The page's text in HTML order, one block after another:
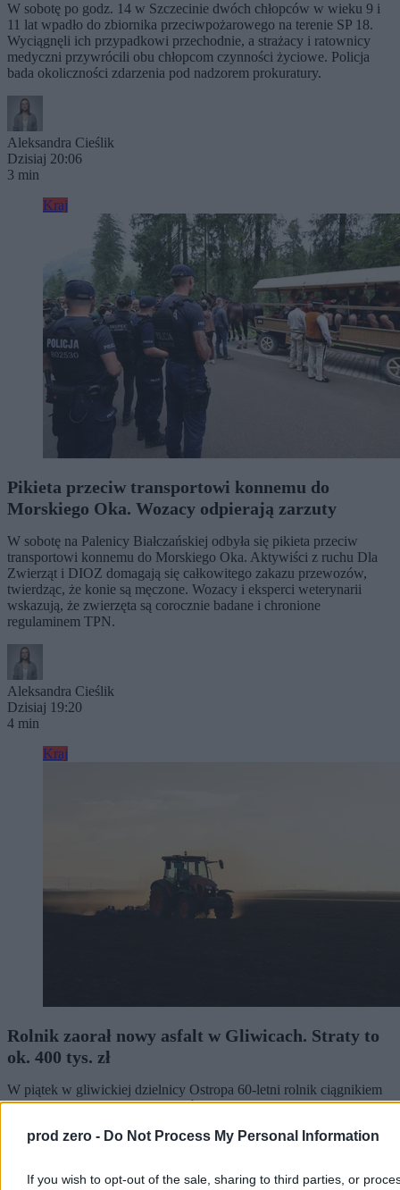
prod zero - Do Not Process My Personal Information
If you wish to opt-out of the sale, sharing to third parties, or
W sobotę po godz. 14 w Szczecinie dwóch chłopców w wieku 9 i
11 lat wpadło do zbiornika przeciwpożarowego na terenie SP 18.
Wyciągnęli ich przypadkowi przechodnie, a strażacy i ratownicy
medyczni przywrócili obu chłopcom czynności życiowe. Policja
bada okoliczności zdarzenia pod nadzorem prokuratury.
Aleksandra Cieślik
Dzisiaj 20:06
3 min
Kraj
Pikieta przeciw transportowi konnemu do
Morskiego Oka. Wozacy odpierają zarzuty
W sobotę na Palenicy Białczańskiej odbyła się pikieta przeciw
transportowi konnemu do Morskiego Oka. Aktywiści z ruchu Dla
Zwierząt i DIOZ domagają się całkowitego zakazu przewozów,
twierdząc, że konie są męczone. Wozacy i eksperci weterynarii
wskazują, że zwierzęta są corocznie badane i chronione
regulaminem TPN.
Aleksandra Cieślik
Dzisiaj 19:20
4 min
Kraj
Rolnik zaorał nowy asfalt w Gliwicach. Straty to
ok. 400 tys. zł
W piątek w gliwickiej dzielnicy Ostropa 60-letni rolnik ciągnikiem
marki Ursus celowo wjechał na świeżo położony asfalt, niszcząc
do niego. Policja zatrzymała go na gorącym uczynku. Straty